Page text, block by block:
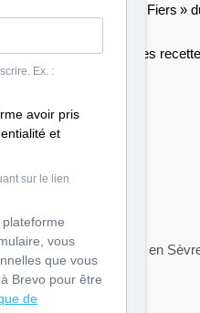
« Jamais Trop Fiers »
les envies et inspirer des
de la Loire en juin
à Nantes, Pagayons en
…